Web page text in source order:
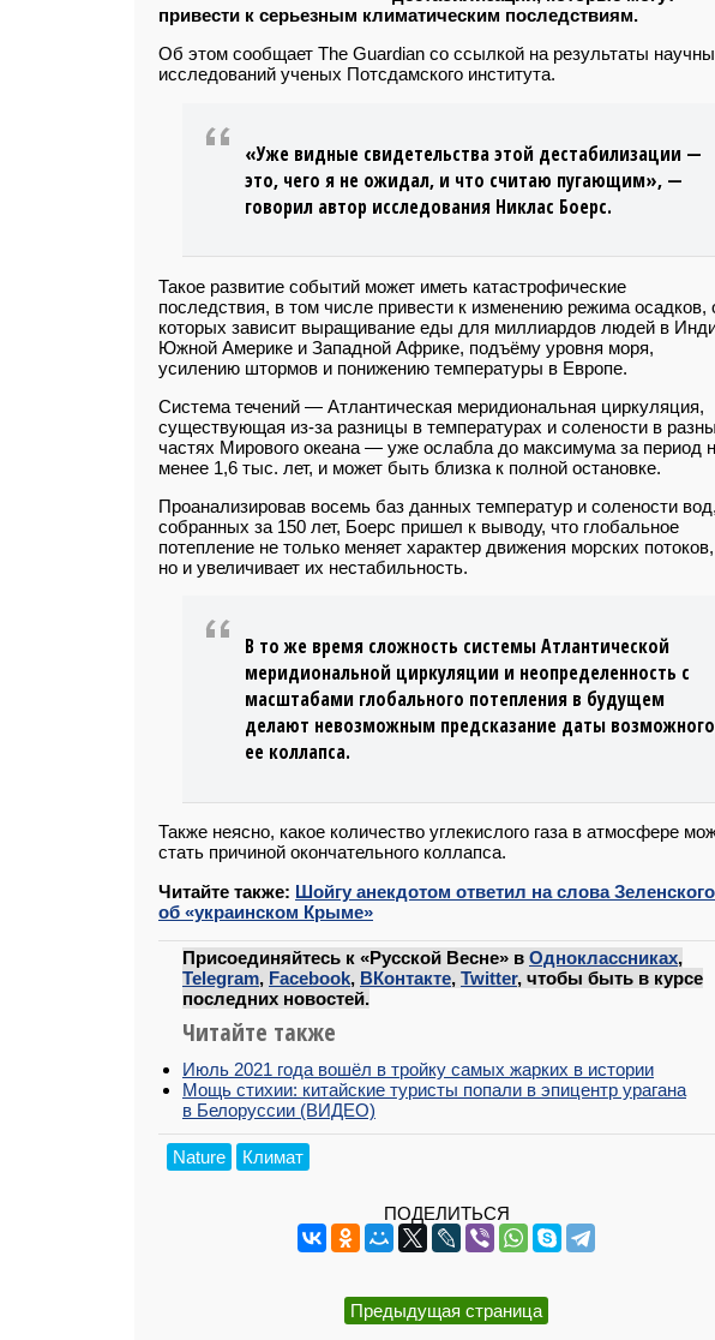
привести к серьезным климатическим последствиям.
Об этом сообщает The Guardian со ссылкой на результаты
исследований ученых Потсдамского института.
«Уже видные свидетельства этой дестабилизации —
это, чего я не ожидал, и что считаю пугающим», —
говорил автор исследования Никлас Боерс.
Такое развитие событий может иметь катастрофические
последствия, в том числе привести к изменению режима осадков,
которых зависит выращивание еды для миллиардов людей в
Южной Америке и Западной Африке, подъёму уровня моря,
усилению штормов и понижению температуры в Европе.
Система течений — Атлантическая меридиональная циркуляция,
существующая из-за разницы в температурах и солености в
частях Мирового океана — уже ослабла до максимума за период
менее 1,6 тыс. лет, и может быть близка к полной остановке.
Проанализировав восемь баз данных температур и солености
собранных за 150 лет, Боерс пришел к выводу, что глобальное
потепление не только меняет характер движения морских потоков,
но и увеличивает их нестабильность.
В то же время сложность системы Атлантической
меридиональной циркуляции и неопределенность с
масштабами глобального потепления в будущем
делают невозможным предсказание даты возможного
ее коллапса.
Также неясно, какое количество углекислого газа в атмосфере
стать причиной окончательного коллапса.
Читайте также: Шойгу анекдотом ответил на слова Зеленского
об «украинском Крыме»
Присоединяйтесь к «Русской Весне» в Одноклассниках,
Telegram, Facebook, ВКонтакте, Twitter, чтобы быть в курсе
последних новостей.
Читайте также
Июль 2021 года вошёл в тройку самых жарких в истории
Мощь стихии: китайские туристы попали в эпицентр урагана
в Белоруссии (ВИДЕО)
Nature Климат
ПОДЕЛИТЬСЯ
Предыдущая страница